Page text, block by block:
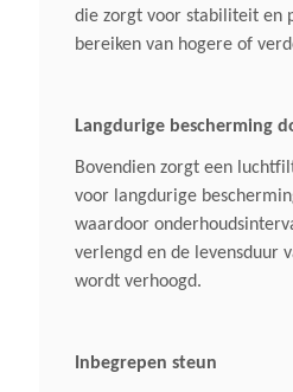
die zorgt voor stabiliteit en
bereiken van hogere of
Langdurige bescherming
Bovendien zorgt een
voor langdurige
waardoor
verlengd en de levensduur
wordt verhoogd.
Inbegrepen steun
Autonomie 1 Met Ap 300
Autonomie Met Ap 500 S
0-80 Min